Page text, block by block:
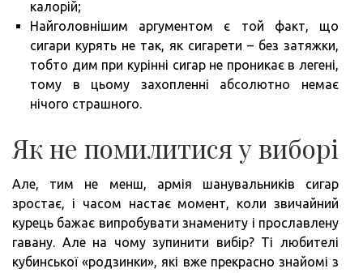
калорій;
Найголовнішим аргументом є той факт, що
сигари курять не так, як сигарети – без затяжки,
тобто дим при курінні сигар не проникає в легені,
тому в цьому захопленні абсолютно немає
нічого страшного.
Як не помилитися у виборі
Але, тим не менш, армія шанувальників сигар
зростає, і часом настає момент, коли звичайний
курець бажає випробувати знамениту і прославлену
гавану. Але на чому зупинити вибір? Ті любителі
кубинської «родзинки», які вже прекрасно знайомі з